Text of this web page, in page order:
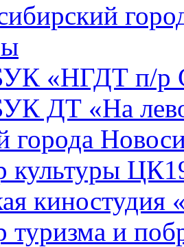
«НГДТ п/р
ДТ «На
города
культуры
киностудия
туризма и